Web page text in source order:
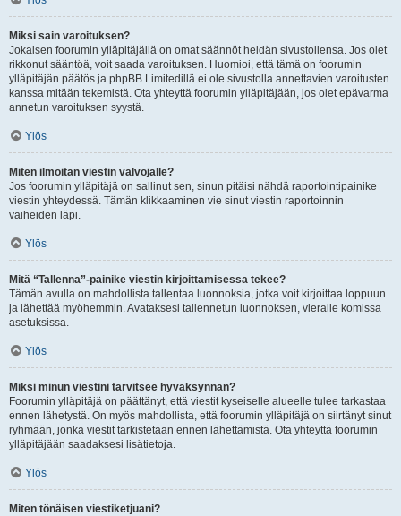
Miksi sain varoituksen?
Jokaisen foorumin ylläpitäjällä on omat säännöt heidän sivustollensa. Jos olet
rikkonut sääntöä, voit saada varoituksen. Huomioi, että tämä on foorumin
ylläpitäjän päätös ja phpBB Limitedillä ei ole sivustolla annettavien varoitusten
kanssa mitään tekemistä. Ota yhteyttä foorumin ylläpitäjään, jos olet epävarma
annetun varoituksen syystä.
Ylös
Miten ilmoitan viestin valvojalle?
Jos foorumin ylläpitäjä on sallinut sen, sinun pitäisi nähdä raportointipainike
viestin yhteydessä. Tämän klikkaaminen vie sinut viestin raportoinnin
vaiheiden läpi.
Ylös
Mitä “Tallenna”-painike viestin kirjoittamisessa tekee?
Tämän avulla on mahdollista tallentaa luonnoksia, jotka voit kirjoittaa loppuun
ja lähettää myöhemmin. Avataksesi tallennetun luonnoksen, vieraile komissa
asetuksissa.
Ylös
Miksi minun viestini tarvitsee hyväksynnän?
Foorumin ylläpitäjä on päättänyt, että viestit kyseiselle alueelle tulee tarkastaa
ennen lähetystä. On myös mahdollista, että foorumin ylläpitäjä on siirtänyt sinut
ryhmään, jonka viestit tarkistetaan ennen lähettämistä. Ota yhteyttä foorumin
ylläpitäjään saadaksesi lisätietoja.
Ylös
Miten tönäisen viestiketjuani?